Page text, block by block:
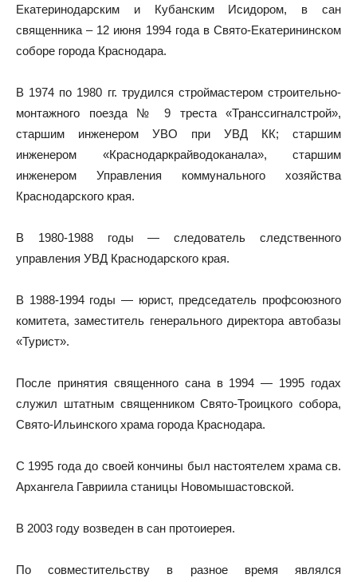
Екатеринодарским и Кубанским Исидором, в сан
священника – 12 июня 1994 года в Свято-Екатерининском
соборе города Краснодара.
В 1974 по 1980 гг. трудился строймастером строительно-
монтажного поезда № 9 треста «Транссигналстрой»,
старшим инженером УВО при УВД КК; старшим
инженером «Краснодаркрайводоканала», старшим
инженером Управления коммунального хозяйства
Краснодарского края.
В 1980-1988 годы — следователь следственного
управления УВД Краснодарского края.
В 1988-1994 годы — юрист, председатель профсоюзного
комитета, заместитель генерального директора автобазы
«Турист».
После принятия священного сана в 1994 — 1995 годах
служил штатным священником Свято-Троицкого собора,
Свято-Ильинского храма города Краснодара.
С 1995 года до своей кончины был настоятелем храма св.
Архангела Гавриила станицы Новомышастовской.
В 2003 году возведен в сан протоиерея.
По совместительству в разное время являлся